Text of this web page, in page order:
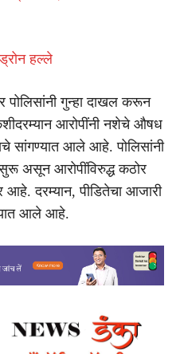
हल्ले
पोलिसांनी गुन्हा दाखल करून
आरोपींनी नशेचे औषध
सांगण्यात आले आहे. पोलिसांनी
असून आरोपींविरुद्ध कठोर
आहे. दरम्यान, पीडितेचा आजारी
आले आहे.